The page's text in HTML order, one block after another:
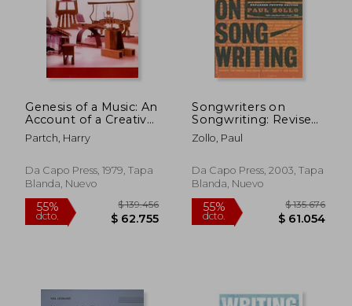
Genesis of a Music: An
Account of a Creative
Work, its Roots, and
its Fulfillments,
Inglés)
Partch, Harry
Da Capo Press, 1979, Tapa
Blanda, Nuevo
Songwriters on
Songwriting: Revised
and Expanded (en
Inglés)
Zollo, Paul
Da Capo Press, 2003, Tapa
Blanda, Nuevo